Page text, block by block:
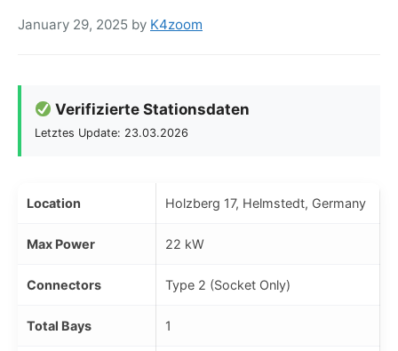
January 29, 2025 by K4zoom
Verifizierte Stationsdaten
Letztes Update: 23.03.2026
Location Holzberg 17, Helmstedt, Germany
Max Power 22 kW
Connectors Type 2 (Socket Only)
Total Bays 1